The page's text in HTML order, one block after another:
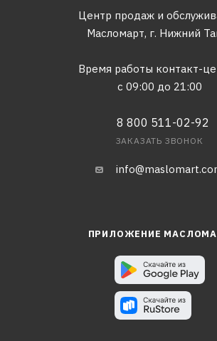
Центр продаж и
Масломарт, г. Нижний
Время работы контакт-
с 09:00 до 21:00
8 800 511-02-92
ЗАКАЗАТЬ ЗВОНОК
ПРИЛОЖЕНИЕ